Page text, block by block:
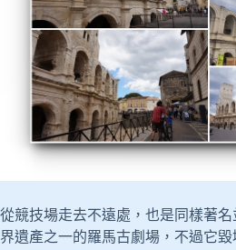
從競技場走去不遠處，也是同樣著名
界遺產之一的羅馬古劇場，不過它毀